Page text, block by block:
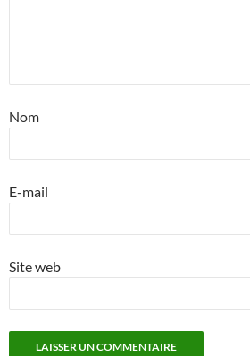
Nom
E-mail
Site web